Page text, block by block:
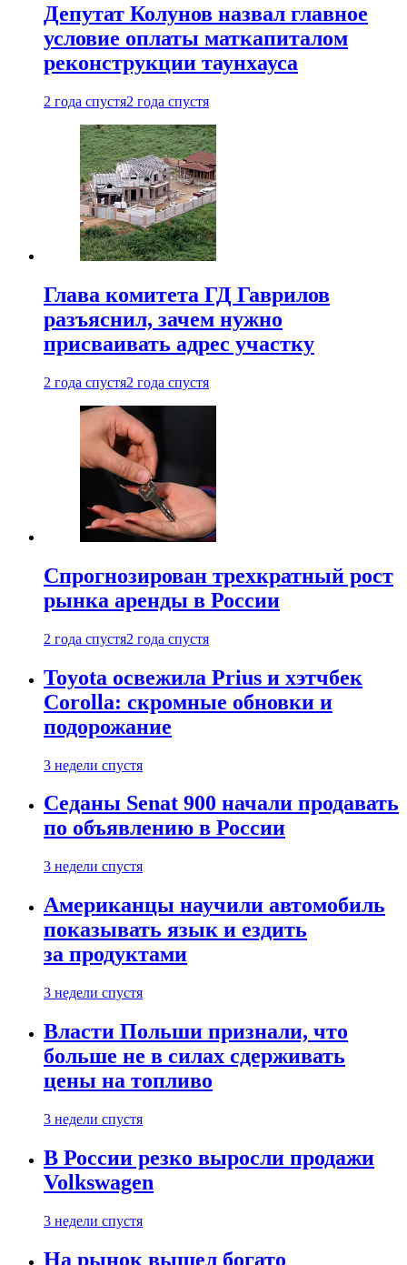
Депутат Колунов назвал главное
условие оплаты маткапиталом
реконструкции таунхауса
2 года спустя2 года спустя
Глава комитета ГД Гаврилов
разъяснил, зачем нужно
присваивать адрес участку
2 года спустя2 года спустя
Спрогнозирован трехкратный рост
рынка аренды в России
2 года спустя2 года спустя
Toyota освежила Prius и хэтчбек
Corolla: скромные обновки и
подорожание
3 недели спустя
Седаны Senat 900 начали продавать
по объявлению в России
3 недели спустя
Американцы научили автомобиль
показывать язык и ездить
за продуктами
3 недели спустя
Власти Польши признали, что
больше не в силах сдерживать
цены на топливо
3 недели спустя
В России резко выросли продажи
Volkswagen
3 недели спустя
На рынок вышел богато